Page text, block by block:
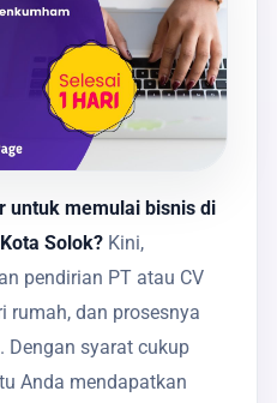
untuk memulai bisnis di
Solok? Kini,
pendirian PT atau CV
rumah, dan prosesnya
Dengan syarat cukup
Anda mendapatkan